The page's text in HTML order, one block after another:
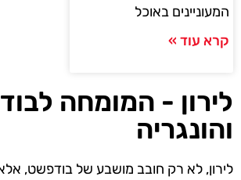
המעוניינים באוכל
קרא עוד »
לירון - המומחה
והונגריה
לירון, לא רק חובב מושבע של בודפשט,